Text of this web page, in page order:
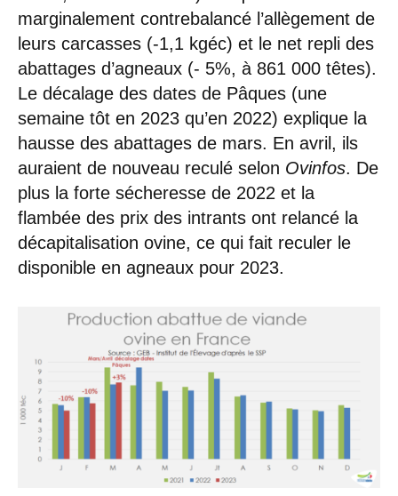
marginalement contrebalancé l’allègement de
leurs carcasses (-1,1 kgéc) et le net repli des
abattages d’agneaux (- 5%, à 861 000 têtes).
Le décalage des dates de Pâques (une
semaine tôt en 2023 qu’en 2022) explique la
hausse des abattages de mars. En avril, ils
auraient de nouveau reculé selon Ovinfos. De
plus la forte sécheresse de 2022 et la
flambée des prix des intrants ont relancé la
décapitalisation ovine, ce qui fait reculer le
disponible en agneaux pour 2023.